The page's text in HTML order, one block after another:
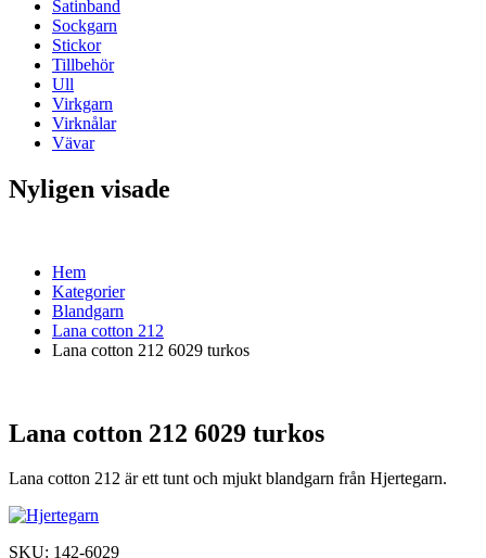
Satinband
Sockgarn
Stickor
Tillbehör
Ull
Virkgarn
Virknålar
Vävar
Nyligen visade
Hem
Kategorier
Blandgarn
Lana cotton 212
Lana cotton 212 6029 turkos
Lana cotton 212 6029 turkos
Lana cotton 212 är ett tunt och mjukt blandgarn från Hjertegarn.
SKU: 142-6029